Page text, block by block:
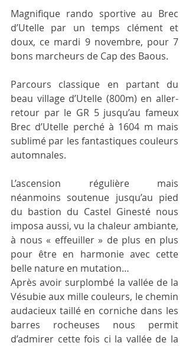
Magnifique rando sportive au Brec
d’Utelle par un temps clément et
doux, ce mardi 9 novembre, pour 7
bons marcheurs de Cap des Baous.
Parcours classique en partant du
beau village d’Utelle (800m) en aller-
retour par le GR 5 jusqu’au fameux
Brec d’Utelle perché à 1604 m mais
sublimé par les fantastiques couleurs
automnales.
L’ascension régulière mais
néanmoins soutenue jusqu’au pied
du bastion du Castel Ginesté nous
imposa aussi, vu la chaleur ambiante,
à nous « effeuiller » de plus en plus
pour être en harmonie avec cette
belle nature en mutation…
Après avoir surplombé la vallée de la
Vésubie aux mille couleurs, le chemin
audacieux taillé en corniche dans les
barres rocheuses nous permit
d’admirer cette fois ci la vallée de la